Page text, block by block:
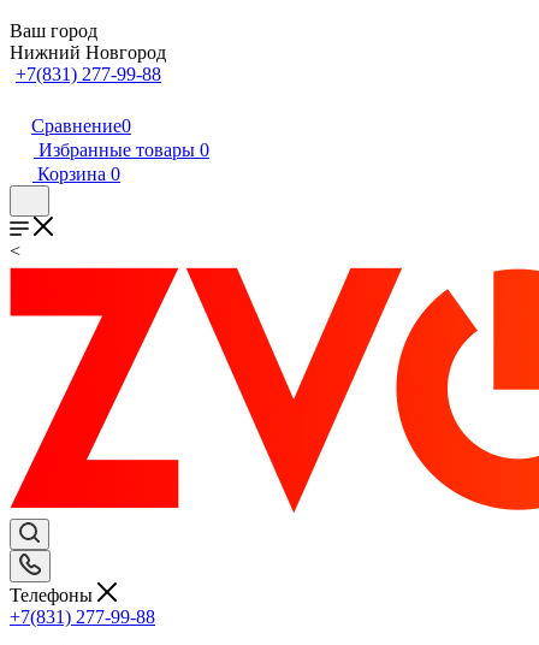
Ваш город
Нижний Новгород
+7(831) 277-99-88
Сравнение0
Избранные товары 0
Корзина 0
<
Телефоны
+7(831) 277-99-88